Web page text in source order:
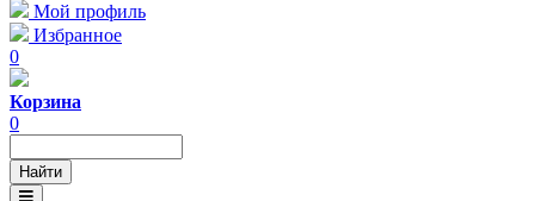
Мой профиль
Избранное
0
Корзина
0